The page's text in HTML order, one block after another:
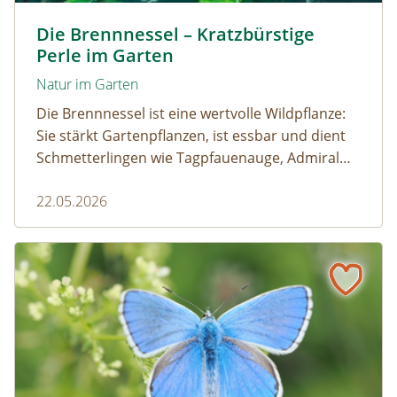
Die Brennnessel – Kratzbürstige
Perle im Garten
Natur im Garten
Die Brennnessel ist eine wertvolle Wildpflanze:
Sie stärkt Gartenpflanzen, ist essbar und dient
Schmetterlingen wie Tagpfauenauge, Admiral
Wer sie im Garten stehen lässt, fördert die
Artenvielfalt.
22.05.2026
Schmetterling des Jahres 2026 – Der Himmelblaue